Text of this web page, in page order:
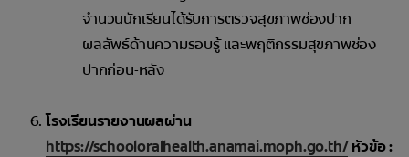
จำนวนนักเรียนได้รับการตรวจสุขภาพช่องปาก
ผลลัพธ์ด้านความรอบรู้ และพฤติกรรมสุขภาพช่อง
ปากก่อน-หลัง
โรงเรียนรายงานผลผ่าน
https://schooloralhealth.anamai.moph.go.th/ หัวข้อ :